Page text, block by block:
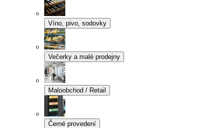
Víno, pivo, sodovky
Večerky a malé prodejny
Maloobchod / Retail
Černé provedení